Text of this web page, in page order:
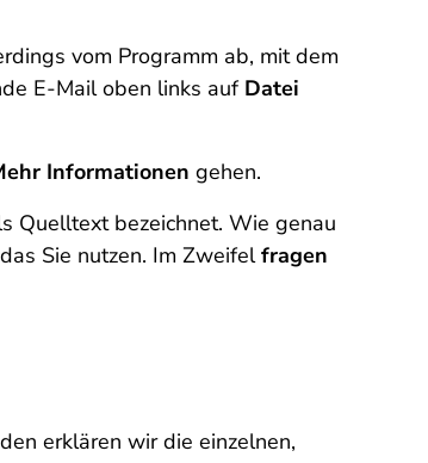
vom Programm ab, mit dem
E-Mail oben links auf Datei
Informationen gehen.
Quelltext bezeichnet. Wie genau
Sie nutzen. Im Zweifelfragen
erklären wir die einzelnen,